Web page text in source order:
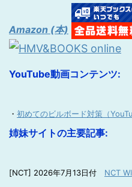
Amazon (本)
YouTube動画コンテンツ:
・ 初めてのビルボード対策（
姉妹サイトの主要記事:
[NCT] 2026年7月13日付 NCT